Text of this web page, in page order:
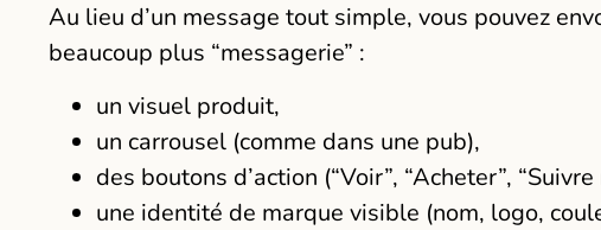
Au lieu d’un message tout simple, vous pouvez
beaucoup plus “messagerie” :
un visuel produit,
un carrousel (comme dans une pub),
des boutons d’action (“Voir”, “Acheter”,
une identité de marque visible (nom, logo,